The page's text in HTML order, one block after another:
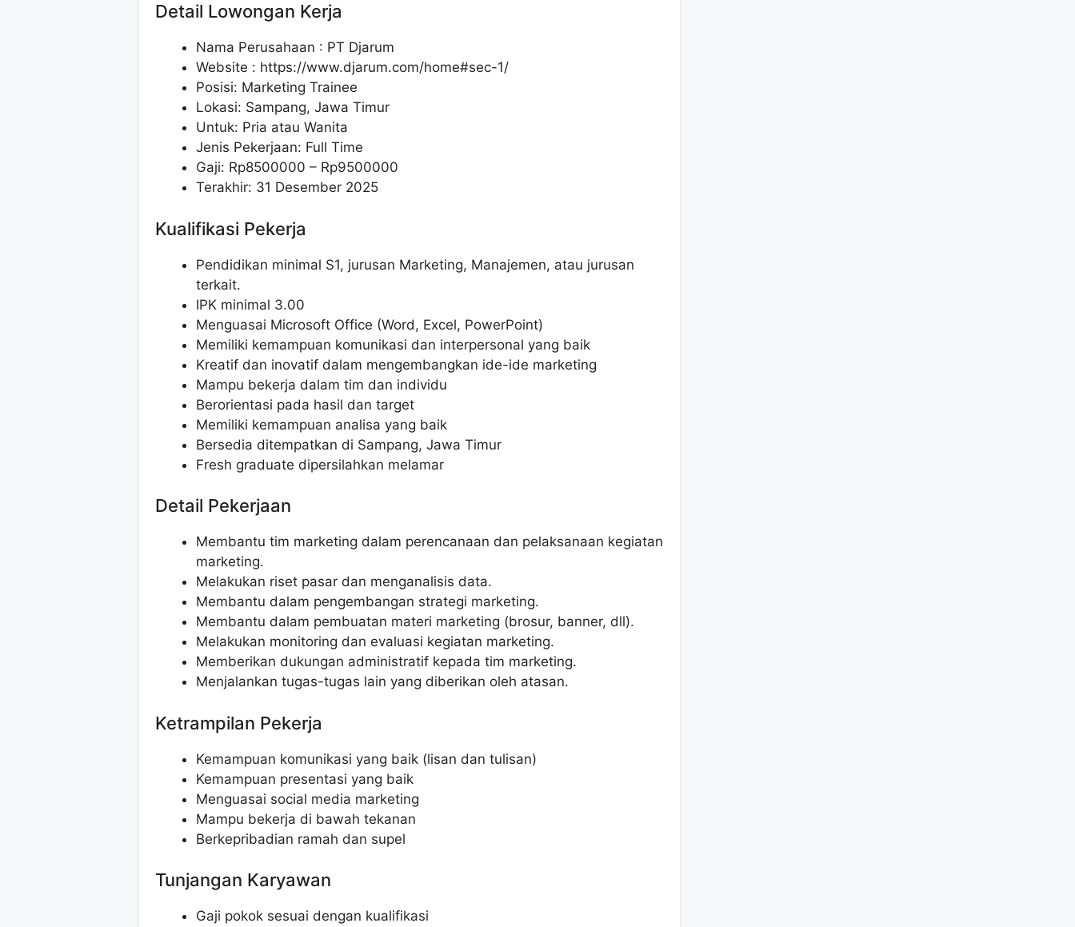
Detail Lowongan Kerja
Nama Perusahaan : PT Djarum
Website : https://www.djarum.com/home#sec-1/
Posisi: Marketing Trainee
Lokasi: Sampang, Jawa Timur
Untuk: Pria atau Wanita
Jenis Pekerjaan: Full Time
Gaji: Rp8500000 – Rp9500000
Terakhir: 31 Desember 2025
Kualifikasi Pekerja
Pendidikan minimal S1, jurusan Marketing, Manajemen, atau jurusan
terkait.
IPK minimal 3.00
Menguasai Microsoft Office (Word, Excel, PowerPoint)
Memiliki kemampuan komunikasi dan interpersonal yang baik
Kreatif dan inovatif dalam mengembangkan ide-ide marketing
Mampu bekerja dalam tim dan individu
Berorientasi pada hasil dan target
Memiliki kemampuan analisa yang baik
Bersedia ditempatkan di Sampang, Jawa Timur
Fresh graduate dipersilahkan melamar
Detail Pekerjaan
Membantu tim marketing dalam perencanaan dan pelaksanaan kegiatan
marketing.
Melakukan riset pasar dan menganalisis data.
Membantu dalam pengembangan strategi marketing.
Membantu dalam pembuatan materi marketing (brosur, banner, dll).
Melakukan monitoring dan evaluasi kegiatan marketing.
Memberikan dukungan administratif kepada tim marketing.
Menjalankan tugas-tugas lain yang diberikan oleh atasan.
Ketrampilan Pekerja
Kemampuan komunikasi yang baik (lisan dan tulisan)
Kemampuan presentasi yang baik
Menguasai social media marketing
Mampu bekerja di bawah tekanan
Berkepribadian ramah dan supel
Tunjangan Karyawan
Gaji pokok sesuai dengan kualifikasi